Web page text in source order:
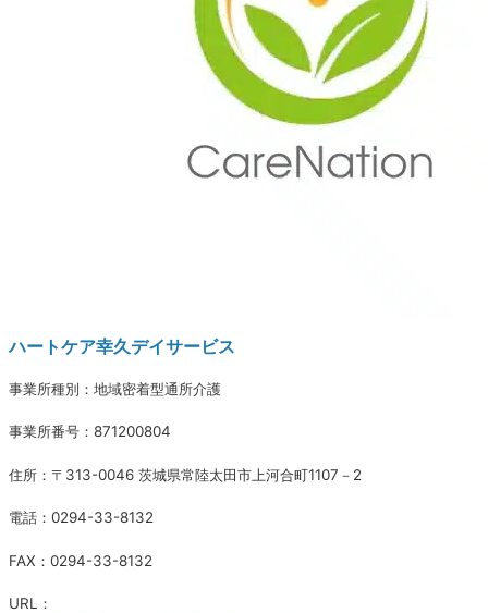
ハートケア幸久デイサービス
事業所種別：地域密着型通所介護
事業所番号：871200804
住所：〒313-0046 茨城県常陸太田市上河合町1107－2
電話：0294-33-8132
FAX：0294-33-8132
URL：